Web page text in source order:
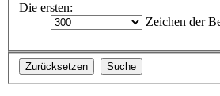
Die ersten:
Zeichen der